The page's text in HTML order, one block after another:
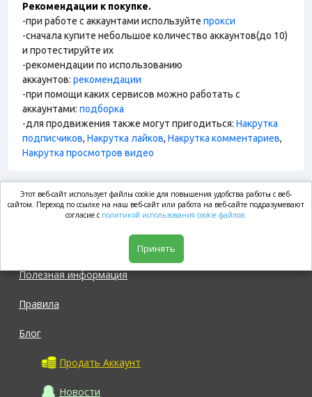
Рекомендации к покупке.
-при работе с аккаунтами используйте прокси
-сначала купите небольшое количество аккаунтов(до 10)
и протестируйте их
-рекомендации по использованию
аккаунтов: рекомендации
-при помощи каких сервисов можно работать с
аккаунтами: подборка
-для продвижения также могут пригодиться: Накрутка
подписчиков, Накрутка лайков, Накрутка комментариев,
Накрутка просмотров видео
market.com
Полезная информация
Правила
Блог
Продать Аккаунт
Новости
Этот веб-сайт использует файлы cookie для повышения удобства работы с веб-
сайтом. Переход по ссылке на наш веб-сайт или работа на веб-сайте подразумевают
согласие с политикой использования cookie файлов.
Принять